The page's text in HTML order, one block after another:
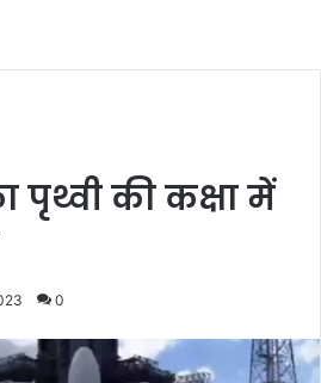
पृथ्वी की कक्षा में
0